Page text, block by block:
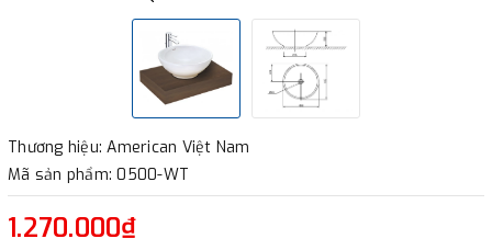
Thương hiệu: American Việt Nam
Mã sản phẩm: 0500-WT
1.270.000₫